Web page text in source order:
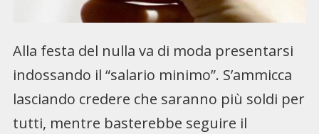
Alla festa del nulla va di moda presentarsi
indossando il “salario minimo”. S’ammicca
lasciando credere che saranno più soldi per
tutti, mentre basterebbe seguire il